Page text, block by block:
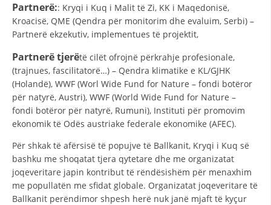
STRUKTURA E ORGANIZATËS
KONTAKT INFORMACIONE
ANËTARËSIMI NË STRUKTURAT PROFESIONALE
LIGJI I KRYQIT TË KUQ
Partnerë:: Kryqi i Kuq i Malit të Zi, KK i Maqedonisë,
Kroacisë, QME (Qendra për monitorim dhe evaluim, Serbi) –
Partnerë ekzekutiv, implementues të projektit,
Partnerë tjerëtë cilët ofrojnë përkrahje profesionale,
(trajnues, fascilitatorë…) – Qendra klimatike e KL/GJHK
(Holandë), WWF (Worl Wide Fund for Nature – fondi botëror
për natyrë, Austri), WWF (World Wide Fund for Nature –
fondi botëror për natyrë, Rumuni), Instituti për promovim
ekonomik të Odës austriake federale ekonomike (AFEC).
Për shkak të afërsisë të popujve të Ballkanit, Kryqi i Kuq së
bashku me shoqatat tjera qytetare dhe me organizatat
joqeveritare japin kontribut të rëndësishëm për menaxhim
me popullatën me sfidat globale. Organizatat joqeveritare të
Ballkanit perëndimor shpesh herë nuk janë mjaft të kyçur